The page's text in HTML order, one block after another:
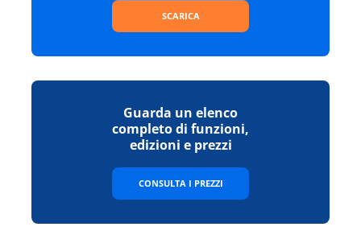
SCARICA
Guarda un elenco
completo di funzioni,
edizioni e prezzi
CONSULTA I PREZZI